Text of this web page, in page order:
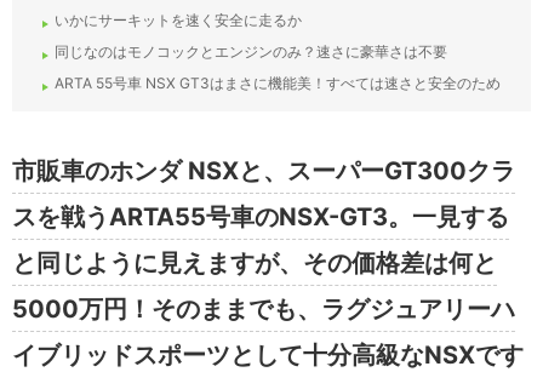
いかにサーキットを速く安全に走るか
同じなのはモノコックとエンジンのみ？速さに豪華さは不要
ARTA 55号車 NSX GT3はまさに機能美！すべては速さと安全のため
市販車のホンダ NSXと、スーパーGT300クラ
スを戦うARTA55号車のNSX-GT3。一見する
と同じように見えますが、その価格差は何と
5000万円！そのままでも、ラグジュアリーハ
イブリッドスポーツとして十分高級なNSXです